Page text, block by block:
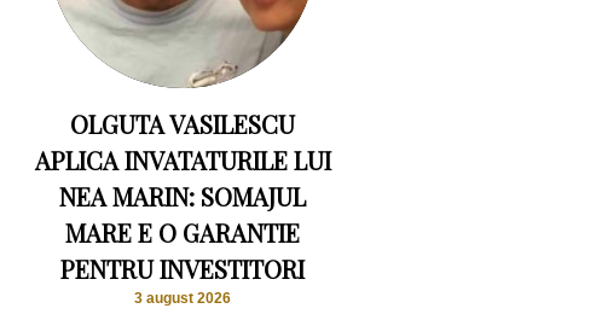
OLGUTA VASILESCU
APLICA INVATATURILE LUI
NEA MARIN: SOMAJUL
MARE E O GARANTIE
PENTRU INVESTITORI
3 august 2026